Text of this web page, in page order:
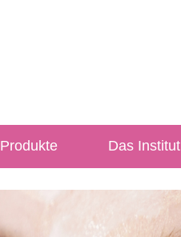
Produkte Das Institut